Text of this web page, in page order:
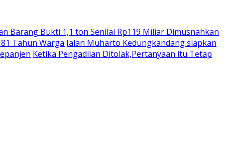
Barang Bukti 1,1 ton Senilai Rp119 Miliar Dimusnahkan
Tahun Warga Jalan Muharto Kedungkandang siapkan
Ketika Pengadilan Ditolak,Pertanyaan itu Tetap